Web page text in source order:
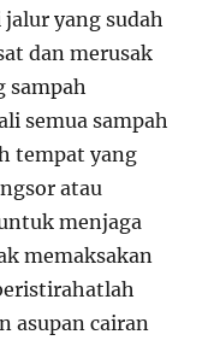
yang sudah
dan merusak
sampah
semua sampah
tempat yang
atau
menjaga
memaksakan
asupan cairan